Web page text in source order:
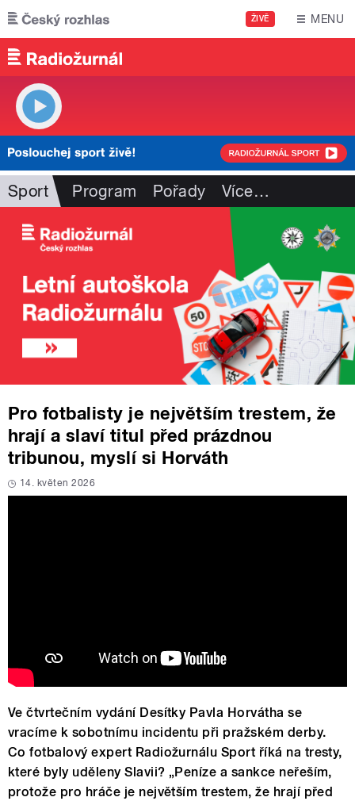
Přejít k hlavnímu obsahu
ŽIVĚ MENU
Sport Program Pořady Více…
Pro fotbalisty je největším trestem, že
hrají a slaví titul před prázdnou
tribunou, myslí si Horváth
14. květen 2026
Ve čtvrtečním vydání Desítky Pavla Horvátha se
vracíme k sobotnímu incidentu při pražském derby.
Co fotbalový expert Radiožurnálu Sport říká na tresty,
které byly uděleny Slavii? „Peníze a sankce neřeším,
protože pro hráče je největším trestem, že hrají před